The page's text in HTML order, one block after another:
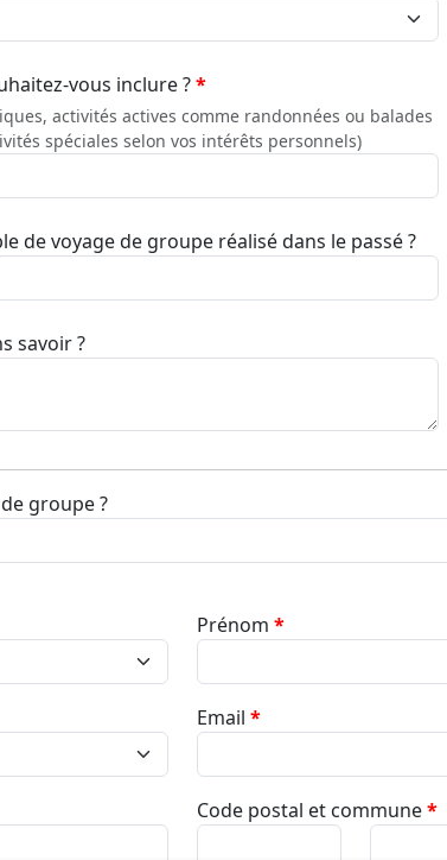
vous inclure ?*
activités actives comme randonnées ou balades
spéciales selon vos intérêts personnels)
de voyage de groupe réalisé dans le passé ?
savoir ?
groupe ?
Prénom *
Email *
Code postal et commune*